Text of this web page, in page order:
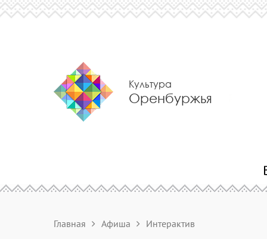
Культура
Оренбуржья
Главная Афиша Интерактив